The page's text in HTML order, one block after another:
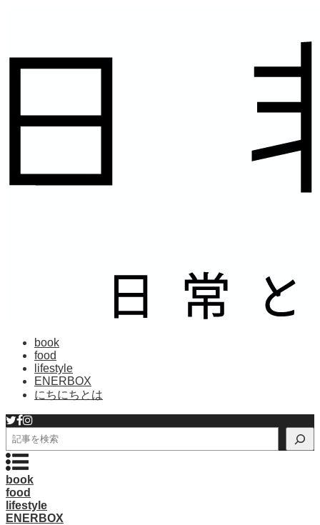
book
food
lifestyle
ENERBOX
にちにちとは
検
索
book
food
lifestyle
ENERBOX